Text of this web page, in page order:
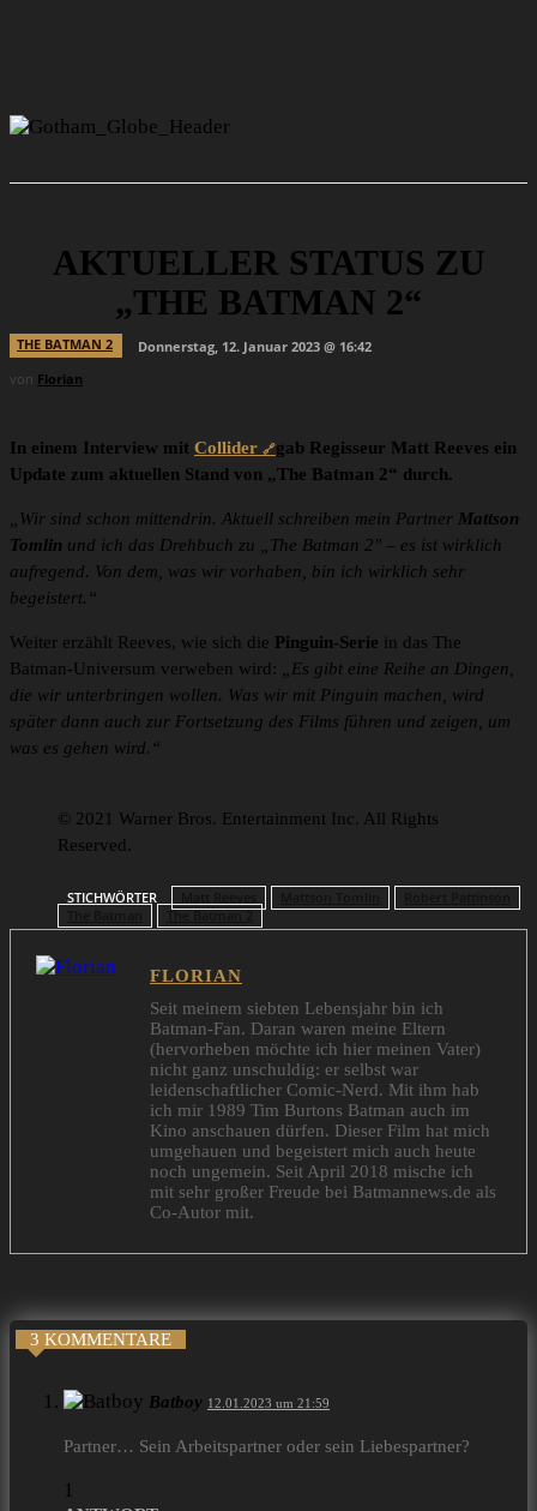
AKTUELLER STATUS ZU
„THE BATMAN 2“
THE BATMAN 2
Donnerstag, 12. Januar 2023 @ 16:42
von Florian
In einem Interview mit Collider
gab Regisseur Matt Reeves ein
Update zum aktuellen Stand von „The Batman 2“ durch.
„Wir sind schon mittendrin. Aktuell schreiben mein Partner Mattson
Tomlin und ich das Drehbuch zu „The Batman 2″ – es ist wirklich
aufregend. Von dem, was wir vorhaben, bin ich wirklich sehr
begeistert.“
Weiter erzählt Reeves, wie sich die Pinguin-Serie in das The
Batman-Universum verweben wird: „Es gibt eine Reihe an Dingen,
die wir unterbringen wollen. Was wir mit Pinguin machen, wird
später dann auch zur Fortsetzung des Films führen und zeigen, um
was es gehen wird.“
© 2021 Warner Bros. Entertainment Inc. All Rights
Reserved.
STICHWÖRTER
The Batman 2
FLORIAN
Seit meinem siebten Lebensjahr bin ich
Batman-Fan. Daran waren meine Eltern
(hervorheben möchte ich hier meinen Vater)
nicht ganz unschuldig: er selbst war
leidenschaftlicher Comic-Nerd. Mit ihm hab
ich mir 1989 Tim Burtons Batman auch im
Kino anschauen dürfen. Dieser Film hat mich
umgehauen und begeistert mich auch heute
noch ungemein. Seit April 2018 mische ich
mit sehr großer Freude bei Batmannews.de als
Co-Autor mit.
3 KOMMENTARE
Batboy 12.01.2023 um 21:59
Partner… Sein Arbeitspartner oder sein Liebespartner?
1